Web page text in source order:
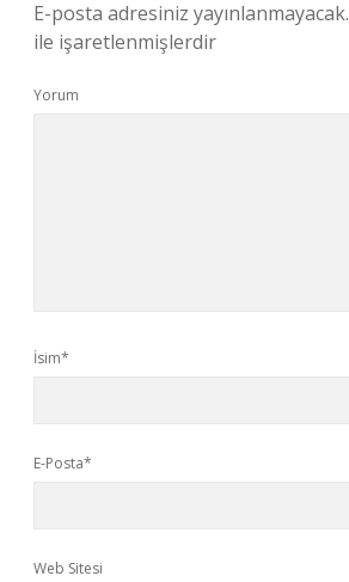
E-posta adresiniz yayınlanmayacak.
ile işaretlenmişlerdir
Yorum
İsim*
E-Posta*
Web Sitesi